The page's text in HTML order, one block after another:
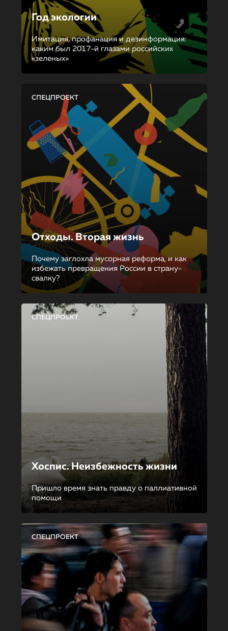
Год экологии
Имитация, профанация и дезинформация:
каким был 2017-й глазами российских
«зеленых»
СПЕЦПРОЕКТ
Отходы. Вторая жизнь
Почему заглохла мусорная реформа, и как
избежать превращения России в страну-
свалку?
СПЕЦПРОЕКТ
Хоспис. Неизбежность жизни
Пришло время знать правду о паллиативной
помощи
СПЕЦПРОЕКТ